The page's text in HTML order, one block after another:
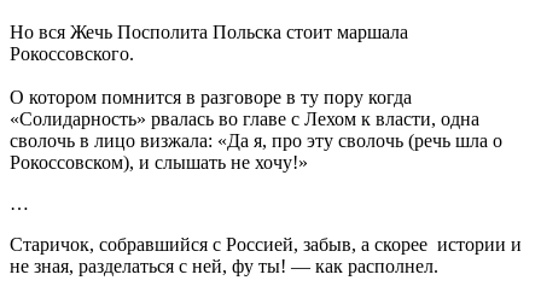
Но вся Жечь Посполита Польска стоит маршала
Рокоссовского.
О котором помнится в разговоре в ту пору когда
«Солидарность» рвалась во главе с Лехом к власти, одна
сволочь в лицо визжала: «Да я, про эту сволочь (речь шла о
Рокоссовском), и слышать не хочу!»
…
Старичок, собравшийся с Россией, забыв, а скорее истории и
не зная, разделаться с ней, фу ты! — как располнел.